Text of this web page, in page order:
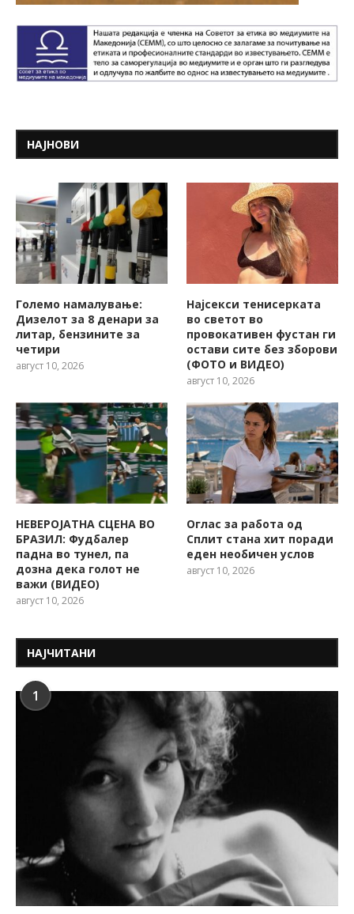
НАЈНОВИ
Големо намалување:
Дизелот за 8 денари за
литар, бензините за
четири
август 10, 2026
Најсекси тенисерката
во светот во
провокативен фустан ги
остави сите без зборови
(ФОТО и ВИДЕО)
август 10, 2026
НЕВЕРОЈАТНА СЦЕНА ВО
БРАЗИЛ: Фудбалер
падна во тунел, па
дозна дека голот не
важи (ВИДЕО)
август 10, 2026
Оглас за работа од
Сплит стана хит поради
еден необичен услов
август 10, 2026
НАЈЧИТАНИ
1